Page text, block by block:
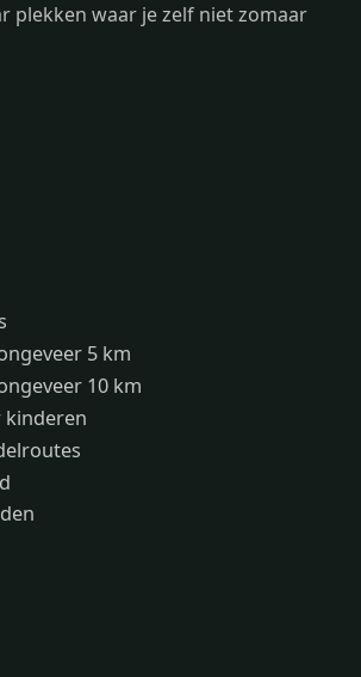
plekken waar je zelf niet zomaar
5 km
10 km
kinderen